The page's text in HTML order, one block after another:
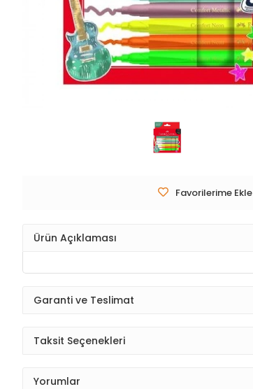
Favorilerime Ekle
Ürün Açıklaması
Garanti ve Teslimat
Taksit Seçenekleri
Yorumlar